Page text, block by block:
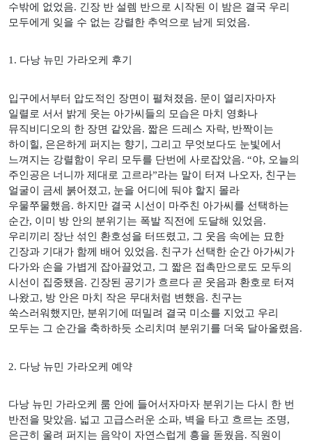
수밖에 없었음. 긴장 반 설렘 반으로 시작된 이 밤은 결국 우리
모두에게 잊을 수 없는 강렬한 추억으로 남게 되었음.
1. 다낭 뉴민 가라오케 후기
입구에서부터 압도적인 장면이 펼쳐졌음. 문이 열리자마자
일렬로 서서 밝게 웃는 아가씨들의 모습은 마치 영화나
뮤직비디오의 한 장면 같았음. 짧은 드레스 자락, 반짝이는
하이힐, 은은하게 퍼지는 향기 , 그리고 무엇보다도 눈빛에서
느껴지는 강렬함이 우리 모두를 단번에 사로잡았음. “야, 오늘의
주인공은 너니까 제대로 고르라”라는 말이 터져 나오자, 친구는
얼굴이 금세 붉어졌고, 눈을 어디에 둬야 할지 몰라
우물쭈물했음. 하지만 결국 시선이 마주친 아가씨를 선택하는
순간, 이미 방 안의 분위기는 폭발 직전에 도달해 있었음.
우리끼리 장난 섞인 환호성을 터뜨렸고, 그 웃음 속에는 묘한
긴장과 기대가 함께 배어 있었음. 친구가 선택한 순간 아가씨가
다가와 손을 가볍게 잡아끌었고, 그 짧은 접촉만으로도 모두의
시선이 집중됐음. 긴장된 공기가 흐르다 곧 웃음과 환호로 터져
나왔고, 방 안은 마치 작은 무대처럼 변했음. 친구는
쑥스러워했지만, 분위기에 떠밀려 결국 미소를 지었고 우리
모두는 그 순간을 축하하듯 소리치며 분위기를 더욱 달아올렸음.
2. 다낭 뉴민 가라오케 예약
다낭 뉴민 가라오케 룸 안에 들어서자마자 분위기는 다시 한 번
반전을 맞았음. 넓고 고급스러운 소파, 벽을 타고 흐르는 조명,
은근히 울려 퍼지는 음악이 자연스럽게 흥을 돋웠음. 직원이